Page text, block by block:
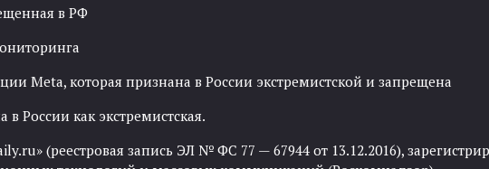
в РФ
Meta, которая признана в России экстремистской и запрещена
России как экстремистская.
(реестровая запись ЭЛ № ФС 77 — 67944 от 13.12.2016),